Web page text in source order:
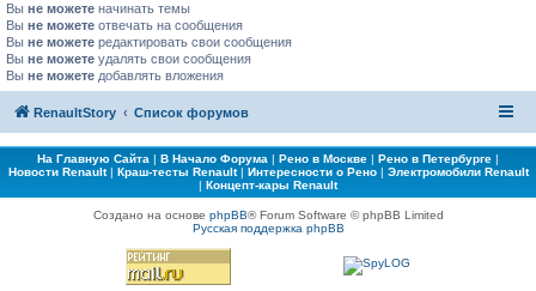
Вы не можете начинать темы
Вы не можете отвечать на сообщения
Вы не можете редактировать свои сообщения
Вы не можете удалять свои сообщения
Вы не можете добавлять вложения
RenaultStory Список форумов
На Главную Сайта | В Начало Форума | Рено в Москве | Рено в Петербурге |
Новости Renault| Краш-тесты Renault| Интересности о Рено| Электромобили Renault
| Концепт-кары Renault
Создано на основе phpBB® Forum Software © phpBB Limited
Русская поддержка phpBB